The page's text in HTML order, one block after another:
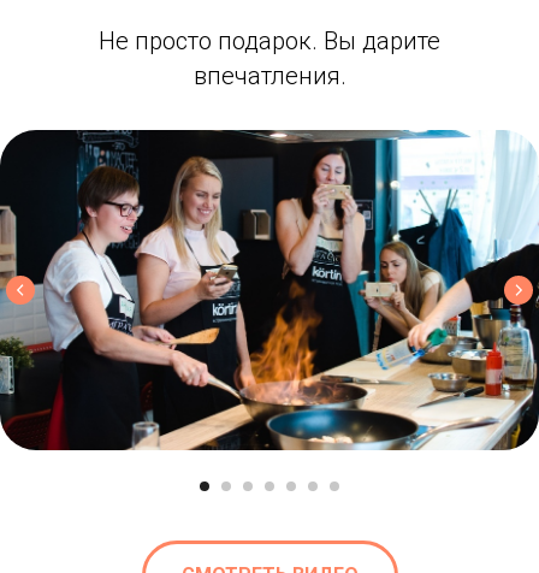
Не просто подарок. Вы дарите
впечатления.